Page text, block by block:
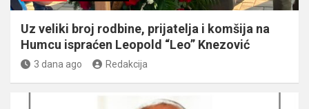
Uz veliki broj rodbine, prijatelja i komšija na
Humcu ispraćen Leopold “Leo” Knezović
3 dana ago Redakcija